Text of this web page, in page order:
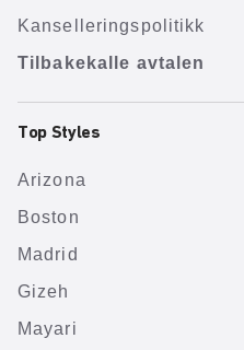
Kanselleringspolitikk
Tilbakekalle avtalen
Top Styles
Arizona
Boston
Madrid
Gizeh
Mayari